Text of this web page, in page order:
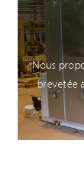
Nous
brevetée